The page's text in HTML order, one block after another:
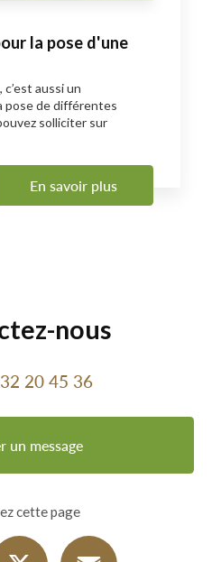
la pose d'une
aussi un
pose de différentes
solliciter sur
En savoir plus
nous
20 45 36
un message
cette page